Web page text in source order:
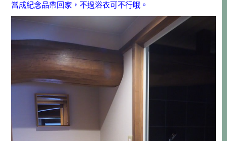
當成紀念品帶回家，不過浴衣可不行哦。